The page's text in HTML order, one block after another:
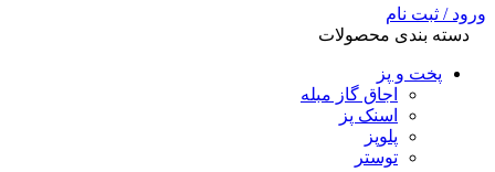
ورود / ثبت نام
دسته بندی محصولات
پخت و پز
اجاق گاز مبله
اسنک پز
پلوپز
توستر